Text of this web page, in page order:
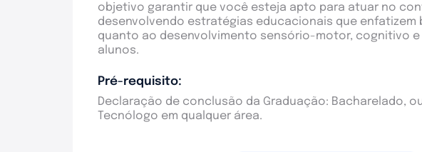
objetivo garantir que você esteja apto para atuar no
desenvolvendo estratégias educacionais que enfatizem
quanto ao desenvolvimento sensório-motor, cognitivo
alunos.
Pré-requisito:
Declaração de conclusão da Graduação: Bacharelado,
Tecnólogo em qualquer área.